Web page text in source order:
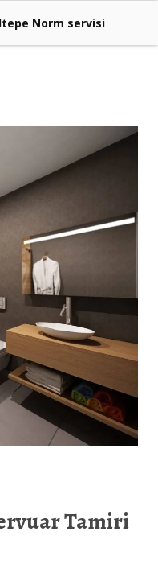
Norm servisi
Tamiri